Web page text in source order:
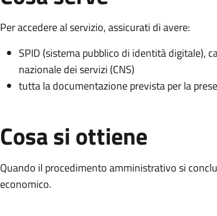
Per accedere al servizio, assicurati di avere:
SPID (sistema pubblico di identità digitale),
nazionale dei servizi (CNS)
tutta la documentazione prevista per la
Cosa si ottiene
Quando il procedimento amministrativo si
economico.